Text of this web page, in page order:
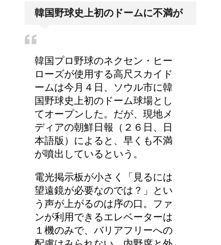
が薄い。脱ステロイドで
トイレを我慢しちゃダ
メ！女の子の体への影響
とは
5人乗りの車！子供の乗
車人数とチャイルドシー
トのルール
リンパに転移した場合、
余命って極端に短くなる
の？
韓国野球史上初のドームに不満が
韓国プロ野球のネクセン・ヒー
ローズが使用する高尺スカイド
ームは今月４日、ソウル市に韓
国野球史上初のドーム球場とし
てオープンした。だが、現地メ
ディアの朝鮮日報（２６日、日
本語版）によると、早くも不満
が噴出しているという。
電光掲示板が小さく「見るには
望遠鏡が必要なのでは？」とい
う声が上がるのは序の口。ファ
ンが利用できるエレベーターは
１機のみで、バリアフリーへの